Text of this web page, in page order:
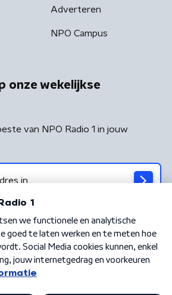
Adverteren
NPO Campus
onze wekelijkse
van NPO Radio 1 in jouw